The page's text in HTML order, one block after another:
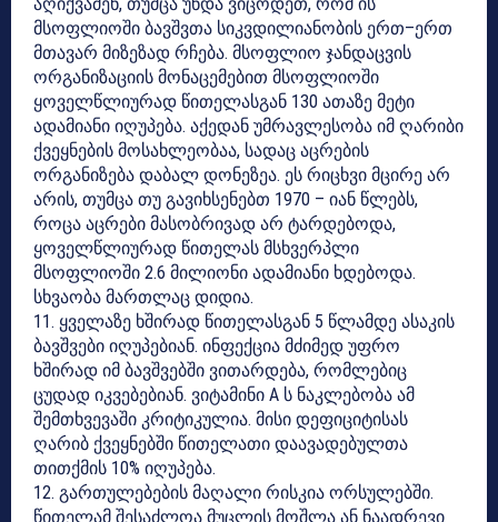
აღიქვამენ, თუმცა უნდა ვიცოდეთ, რომ ის
მსოფლიოში ბავშვთა სიკვდილიანობის ერთ–ერთ
მთავარ მიზეზად რჩება. მსოფლიო ჯანდაცვის
ორგანიზაციის მონაცემებით მსოფლიოში
ყოველწლიურად წითელასგან 130 ათაზე მეტი
ადამიანი იღუპება. აქედან უმრავლესობა იმ ღარიბი
ქვეყნების მოსახლეობაა, სადაც აცრების
ორგანიზება დაბალ დონეზეა. ეს რიცხვი მცირე არ
არის, თუმცა თუ გავიხსენებთ 1970 – იან წლებს,
როცა აცრები მასობრივად არ ტარდებოდა,
ყოველწლიურად წითელას მსხვერპლი
მსოფლიოში 2.6 მილიონი ადამიანი ხდებოდა.
სხვაობა მართლაც დიდია.
11. ყველაზე ხშირად წითელასგან 5 წლამდე ასაკის
ბავშვები იღუპებიან. ინფექცია მძიმედ უფრო
ხშირად იმ ბავშვებში ვითარდება, რომლებიც
ცუდად იკვებებიან. ვიტამინი A ს ნაკლებობა ამ
შემთხვევაში კრიტიკულია. მისი დეფიციტისას
ღარიბ ქვეყნებში წითელათი დაავადებულთა
თითქმის 10% იღუპება.
12. გართულებების მაღალი რისკია ორსულებში.
წითელამ შესაძლოა მუცლის მოშლა ან ნაადრევი